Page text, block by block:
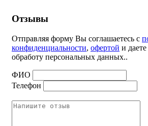
Отзывы
Отправляя форму Вы соглашаетесь с
конфиденциальности, офертой и
обработу персональных данных..
ФИО
Телефон